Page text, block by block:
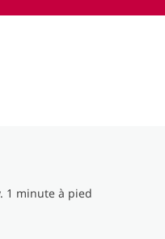
1 minute à pied